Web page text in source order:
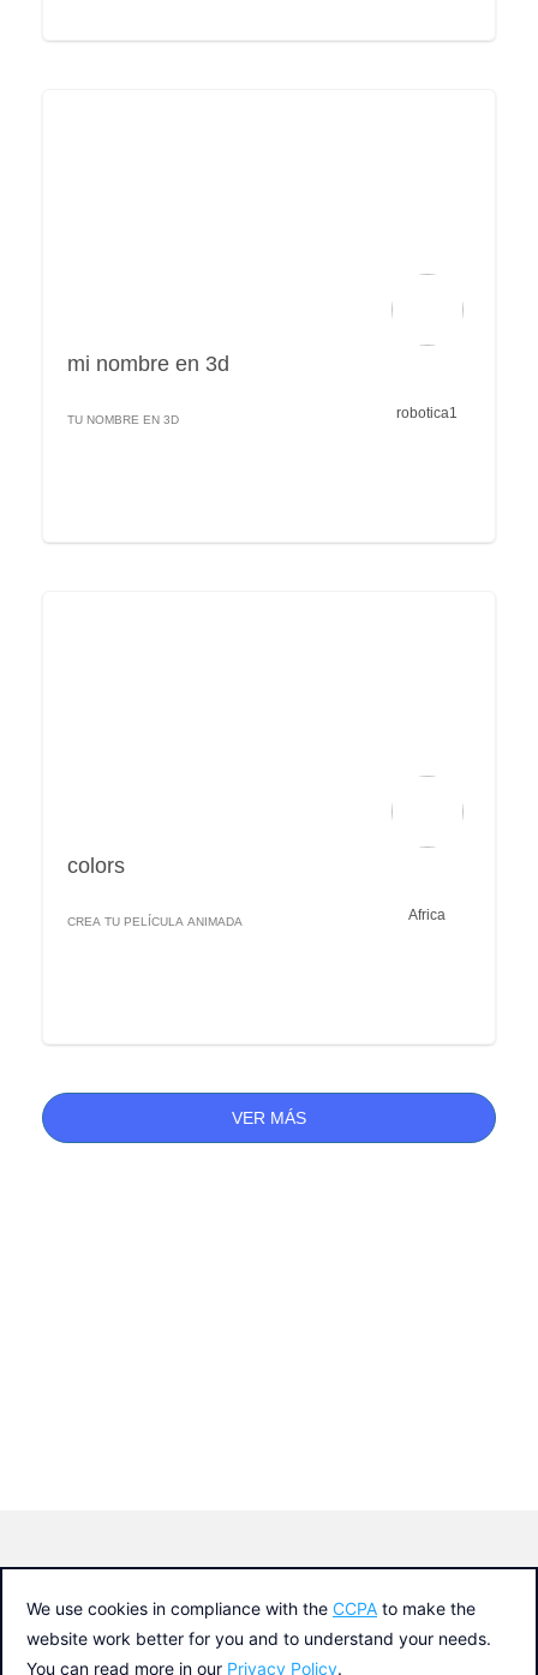
robotica1
mi nombre en 3d
TU NOMBRE EN 3D
Africa
colors
CREA TU PELÍCULA ANIMADA
VER MÁS
Colabora